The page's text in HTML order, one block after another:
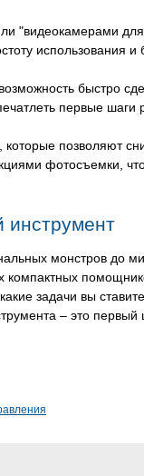
"видеокамерами для
использования и
быстро
первые шаги
позволяют
фотосъемки,
инструмент
монстров до
компактных
задачи вы
– это